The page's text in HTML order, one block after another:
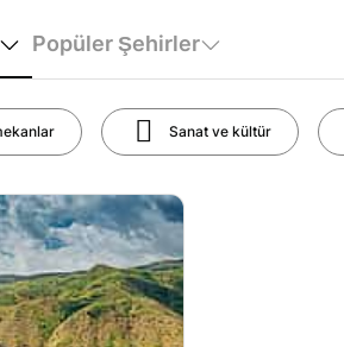
Popüler Şehirler
Sanat ve kültür